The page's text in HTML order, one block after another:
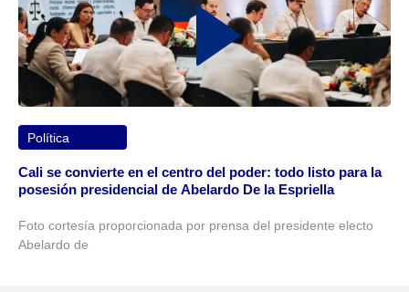
Política
Cali se convierte en el centro del poder: todo listo para la
posesión presidencial de Abelardo De la Espriella
Foto cortesía proporcionada por prensa del presidente electo
Abelardo de